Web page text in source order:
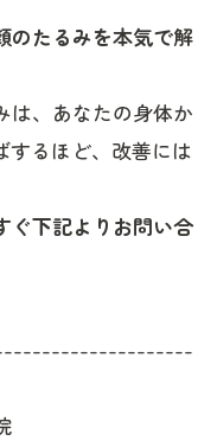
のたるみを本気で解
は、あなたの身体か
するほど、改善には
ぐ下記よりお問い合